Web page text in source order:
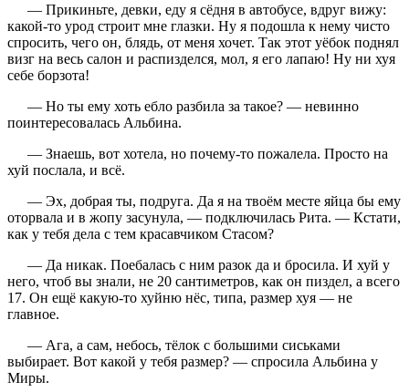
— Прикиньте, девки, еду я сёдня в автобусе, вдруг вижу:
какой-то урод строит мне глазки. Ну я подошла к нему чисто
спросить, чего он, блядь, от меня хочет. Так этот уёбок поднял
визг на весь салон и распизделся, мол, я его лапаю! Ну ни хуя
себе борзота!
— Но ты ему хоть ебло разбила за такое? — невинно
поинтересовалась Альбина.
— Знаешь, вот хотела, но почему-то пожалела. Просто на
хуй послала, и всё.
— Эх, добрая ты, подруга. Да я на твоём месте яйца бы ему
оторвала и в жопу засунула, — подключилась Рита. — Кстати,
как у тебя дела с тем красавчиком Стасом?
— Да никак. Поебалась с ним разок да и бросила. И хуй у
него, чтоб вы знали, не 20 сантиметров, как он пиздел, а всего
17. Он ещё какую-то хуйню нёс, типа, размер хуя — не
главное.
— Ага, а сам, небось, тёлок с большими сиськами
выбирает. Вот какой у тебя размер? — спросила Альбина у
Миры.